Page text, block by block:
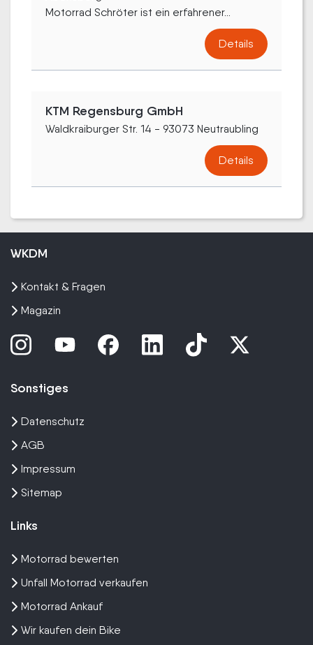
Motorrad Schröter ist ein erfahrener...
Details
KTM Regensburg GmbH
Waldkraiburger Str. 14 - 93073 Neutraubling
Details
WKDM
Kontakt & Fragen
Magazin
Sonstiges
Datenschutz
AGB
Impressum
Sitemap
Links
Motorrad bewerten
Unfall Motorrad verkaufen
Motorrad Ankauf
Wir kaufen dein Bike